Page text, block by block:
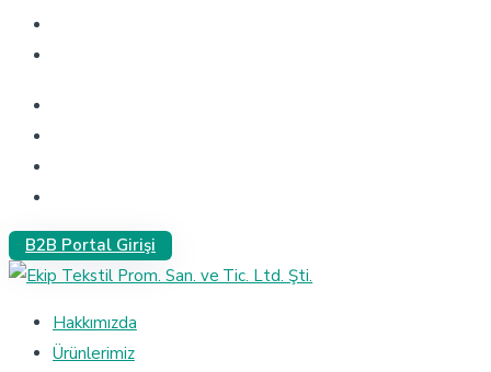
B2B Portal Girişi
Hakkımızda
Ürünlerimiz